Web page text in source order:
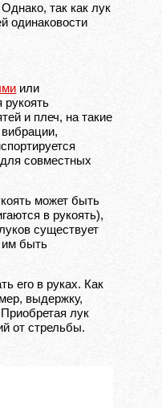
так как лук
одинаковости
или
рукоять
и плеч, на такие
совместных
может быть
в рукоять),
существует
им быть
его в руках. Как
выдержку,
Приобретая лук
от стрельбы.